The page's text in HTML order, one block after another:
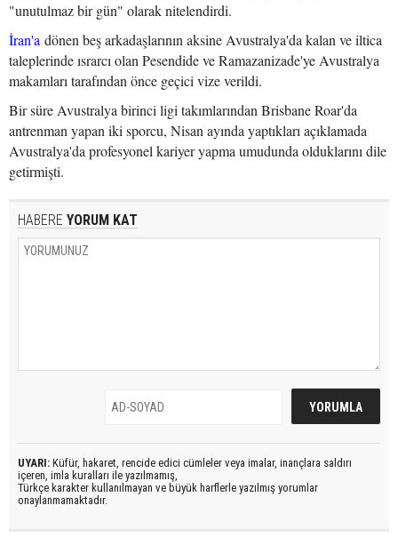
"unutulmaz bir gün" olarak nitelendirdi.
İran'a dönen beş arkadaşlarının aksine Avustralya'da kalan ve iltica
taleplerinde ısrarcı olan Pesendide ve Ramazanizade'ye Avustralya
makamları tarafından önce geçici vize verildi.
Bir süre Avustralya birinci ligi takımlarından Brisbane Roar'da
antrenman yapan iki sporcu, Nisan ayında yaptıkları açıklamada
Avustralya'da profesyonel kariyer yapma umudunda olduklarını dile
getirmişti.
HABERE YORUM KAT
UYARI: Küfür, hakaret, rencide edici cümleler veya imalar, inançlara saldırı
içeren, imla kuralları ile yazılmamış,
Türkçe karakter kullanılmayan ve büyük harflerle yazılmış yorumlar
onaylanmamaktadır.